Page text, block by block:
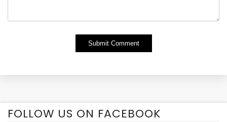
FOLLOW US ON FACEBOOK